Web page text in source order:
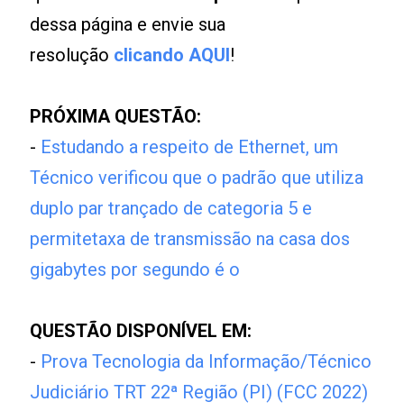
dessa página e envie sua
resolução clicando AQUI!
PRÓXIMA QUESTÃO:
- Estudando a respeito de Ethernet, um
Técnico verificou que o padrão que utiliza
duplo par trançado de categoria 5 e
permitetaxa de transmissão na casa dos
gigabytes por segundo é o
QUESTÃO DISPONÍVEL EM:
- Prova Tecnologia da Informação/Técnico
Judiciário TRT 22ª Região (PI) (FCC 2022)